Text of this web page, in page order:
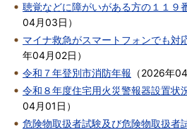
聴覚などに障がいがある方の１１９
04月03日 ）
マイナ救急がスマートフォンでも対
年04月02日 ）
令和７年登別市消防年報 （2026年
令和８年度住宅用火災警報器設置状
04月01日 ）
危険物取扱者試験及び危険物取扱者